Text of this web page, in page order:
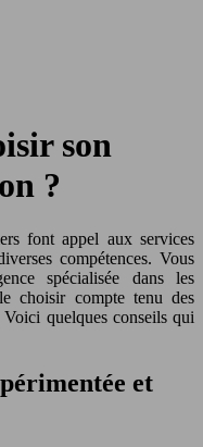
son
?
font appel aux services
compétences. Vous
spécialisée dans les
choisir compte tenu des
quelques conseils qui
et